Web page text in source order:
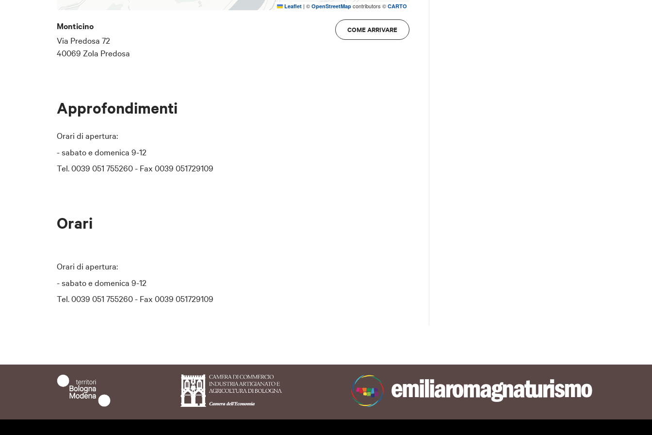
nell'abbazia di Monteveglio (via Abbazia 30/c), in provincia di
Leaflet | © OpenStreetMapcontributors © CARTO
Monticino
Via Predosa 72
40069 Zola Predosa
COME ARRIVARE
Approfondimenti
Orari di apertura:
- sabato e domenica 9-12
Tel. 0039 051 755260 - Fax 0039 051729109
Orari
Orari di apertura:
- sabato e domenica 9-12
Tel. 0039 051 755260 - Fax 0039 051729109